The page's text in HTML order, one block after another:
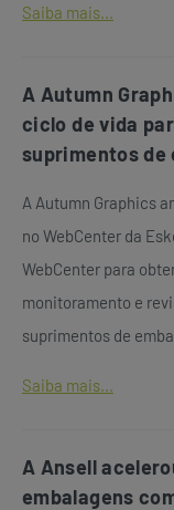
Saiba mais...
A Autumn
ciclo de vida
suprimentos de
A Autumn Graphics
no WebCenter da
WebCenter para
monitoramento e
suprimentos de
Saiba mais...
A Ansell
embalagens